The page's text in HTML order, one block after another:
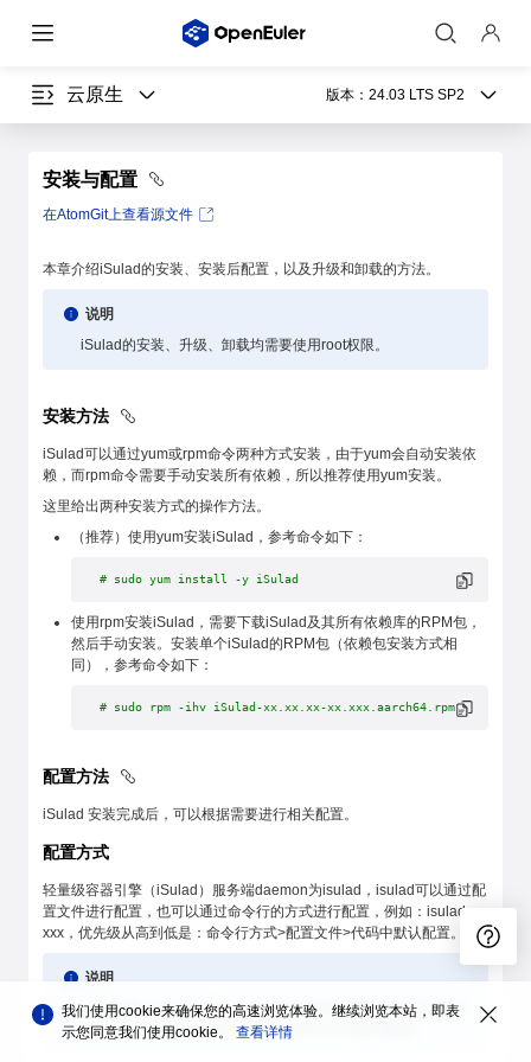
云原生 版本： 24.03 LTS SP2
安装与配置
在AtomGit上查看源文件
本章介绍iSulad的安装、安装后配置，以及升级和卸载的方法。
说明
iSulad的安装、升级、卸载均需要使用root权限。
安装方法
iSulad可以通过yum或rpm命令两种方式安装，由于yum会自动安装依
赖，而rpm命令需要手动安装所有依赖，所以推荐使用yum安装。
这里给出两种安装方式的操作方法。
（推荐）使用yum安装iSulad，参考命令如下：
# sudo yum install -y iSulad
使用rpm安装iSulad，需要下载iSulad及其所有依赖库的RPM包，
然后手动安装。安装单个iSulad的RPM包（依赖包安装方式相
同），参考命令如下：
# sudo rpm -ihv iSulad-xx.xx.xx-xx.xxx.aarch64.rpm
配置方法
iSulad 安装完成后，可以根据需要进行相关配置。
配置方式
轻量级容器引擎（iSulad）服务端daemon为isulad，isulad可以通过配
置文件进行配置，也可以通过命令行的方式进行配置，例如：isulad --
xxx，优先级从高到低是：命令行方式>配置文件>代码中默认配置。
说明
如果采用systemd管理iSulad进程，修改/etc/sysconfig/iSulad
文件中的OPTIONS字段，等同于命令行方式进行配置。
我们使用cookie来确保您的高速浏览体验。继续浏览本站，即表
示您同意我们使用cookie。 查看详情